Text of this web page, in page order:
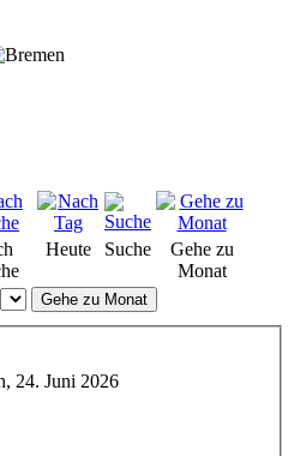
Heute Suche
Gehe zu
Monat
Gehe zu Monat
24. Juni 2026